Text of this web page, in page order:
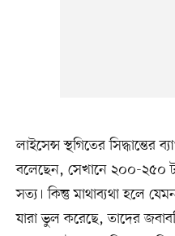
লাইসেন্স স্থগিতের সিদ্ধান্তের
বলেছেন, সেখানে ২০০-২৫০
সত্য। কিন্তু মাথাব্যথা হলে
যারা ভুল করেছে, তাদের